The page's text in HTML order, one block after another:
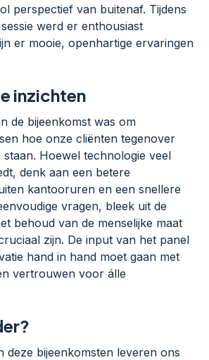
perspectief van buitenaf. Tijdens
werd er enthousiast
er mooie, openhartige ervaringen
inzichten
de bijeenkomst was om
hoe onze cliënten tegenover
staan. Hoewel technologie veel
denk aan een betere
kantooruren en een snellere
vragen, bleek uit de
behoud van de menselijke maat
zijn. De input van het panel
hand in hand moet gaan met
vertrouwen voor álle
deze bijeenkomsten leveren ons